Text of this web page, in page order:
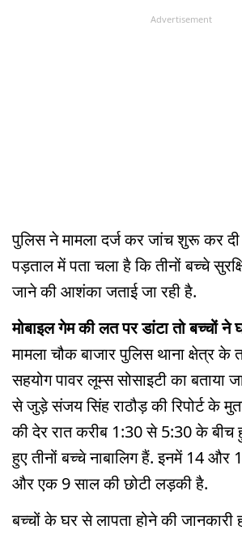
Advertisement
पुलिस ने मामला दर्ज कर जांच शुरू कर
पड़ताल में पता चला है कि तीनों बच्चे
जाने की आशंका जताई जा रही है.
मोबाइल गेम की लत पर डांटा तो बच्चों ने
मामला चौक बाजार पुलिस थाना क्षेत्र
सहयोग पावर लूम्स सोसाइटी का बताया
से जुड़े संजय सिंह राठौड़ की रिपोर्ट के
की देर रात करीब 1:30 से 5:30 के बीच
हुए तीनों बच्चे नाबालिग हैं. इनमें 14 और
और एक 9 साल की छोटी लड़की है.
बच्चों के घर से लापता होने की जानकारी